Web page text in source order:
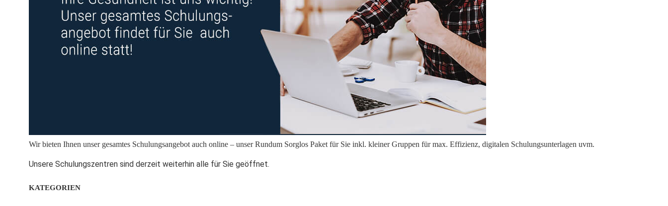
Wir bieten Ihnen unser gesamtes Schulungsangebot auch online – unser Rundum Sorglos Paket für Sie inkl. kleiner Gruppen für max. Effizienz, digitalen Schulungsunterlagen uvm.
Unsere Schulungszentren sind derzeit weiterhin alle für Sie geöffnet.
KATEGORIEN